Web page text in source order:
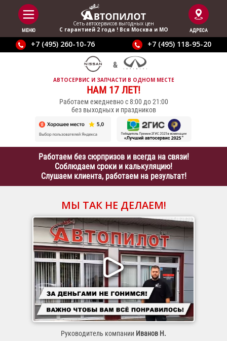
МЕНЮ
Сеть автосервисов выгодныx цен
С гарантией 2 года ! Вся Москва и МО
АДРЕСА
+7 (495) 260-10-76 +7 (495) 118-95-20
АВТОСЕРВИС И ЗАПЧАСТИ В ОДНОМ МЕСТЕ
НАМ 17 ЛЕТ!
Работаем ежедневно с 8:00 до 21:00
без выходных и праздников
Работаем без сюрпризов и всегда на связи!
Соблюдаем сроки и калькуляцию!
Слушаем клиента, работаем на результат!
МЫ ТАК НЕ ДЕЛАЕМ!
Руководитель компании Иванов Н.